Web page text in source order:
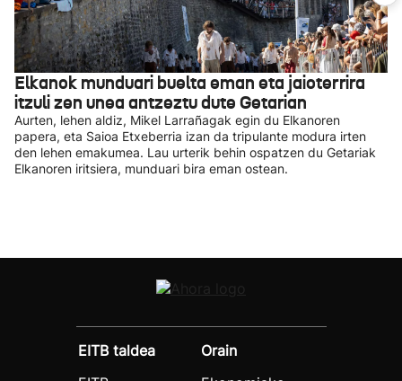
Elkanok munduari buelta eman eta jaioterrira
itzuli zen unea antzeztu dute Getarian
Aurten, lehen aldiz, Mikel Larrañagak egin du Elkanoren
papera, eta Saioa Etxeberria izan da tripulante modura irten
den lehen emakumea. Lau urterik behin ospatzen du Getariak
Elkanoren iritsiera, munduari bira eman ostean.
EITB taldea
Orain